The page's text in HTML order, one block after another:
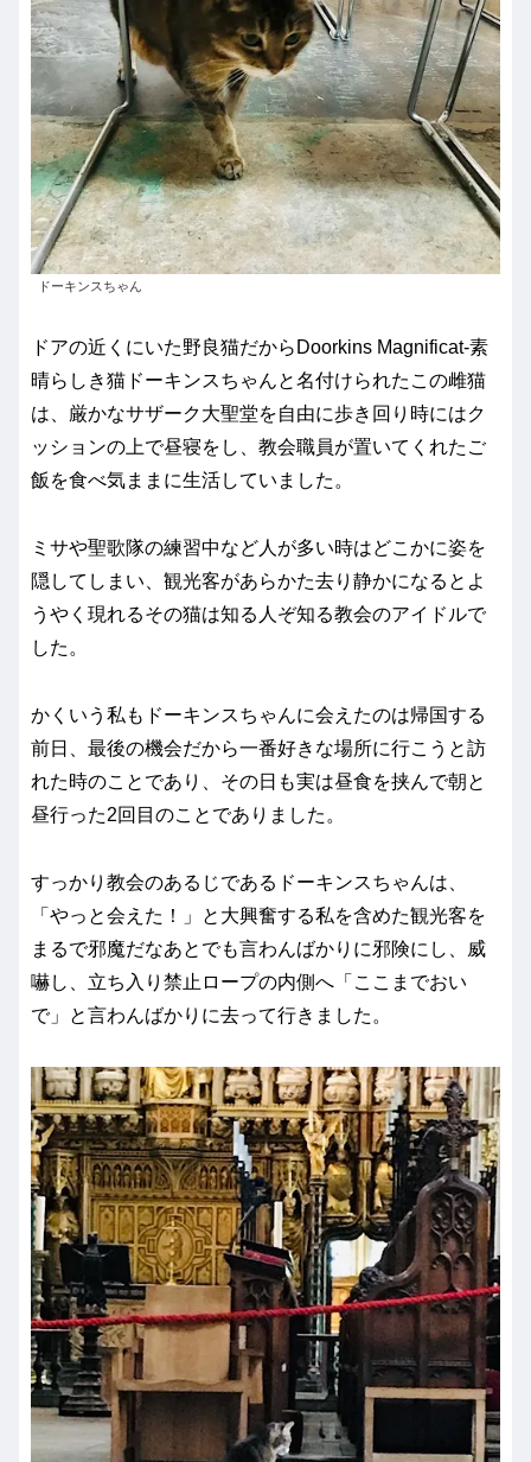
ドーキンスちゃん
ドアの近くにいた野良猫だからDoorkins Magnificat-素
晴らしき猫ドーキンスちゃんと名付けられたこの雌猫
は、厳かなサザーク大聖堂を自由に歩き回り時にはク
ッションの上で昼寝をし、教会職員が置いてくれたご
飯を食べ気ままに生活していました。
ミサや聖歌隊の練習中など人が多い時はどこかに姿を
隠してしまい、観光客があらかた去り静かになるとよ
うやく現れるその猫は知る人ぞ知る教会のアイドルで
した。
かくいう私もドーキンスちゃんに会えたのは帰国する
前日、最後の機会だから一番好きな場所に行こうと訪
れた時のことであり、その日も実は昼食を挟んで朝と
昼行った2回目のことでありました。
すっかり教会のあるじであるドーキンスちゃんは、
「やっと会えた！」と大興奮する私を含めた観光客を
まるで邪魔だなあとでも言わんばかりに邪険にし、威
嚇し、立ち入り禁止ロープの内側へ「ここまでおい
で」と言わんばかりに去って行きました。